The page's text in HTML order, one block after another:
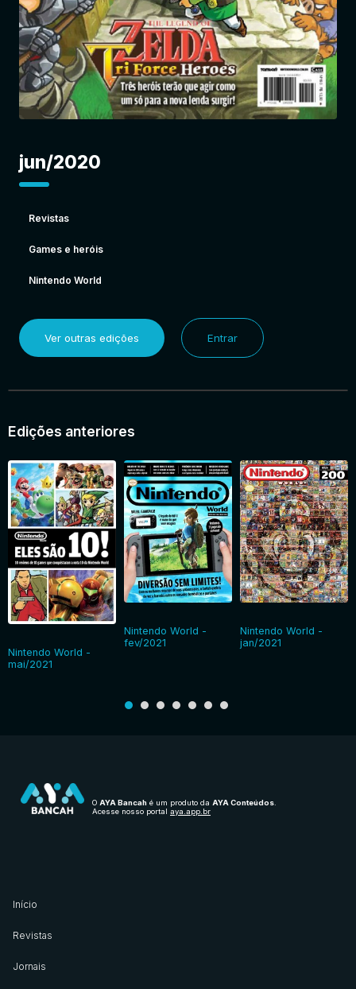
jun/2020
Revistas
Games e heróis
Nintendo World
Ver outras edições Entrar
Edições anteriores
Nintendo World -
mai/2021
Nintendo World -
fev/2021
Nintendo World -
jan/2021
O AYA Bancah é um produto da AYA Conteúdos.
Acesse nosso portal aya.app.br
Início
Revistas
Jornais